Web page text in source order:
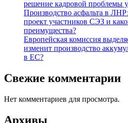
решение кадровой проблемы
Производство асфальта в
проект участников СЭЗ и
преимущества?
Европейская комиссия
изменит производство
в ЕС?
Свежие комментарии
Нет комментариев для просмотра.
Архивы